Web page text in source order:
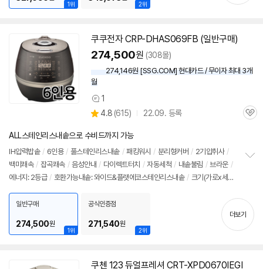
1위 2위
쿠쿠전자 CRP-DHAS069FB (일반구매)
274,500원 (308몰)
274,146원 [SSG.COM] 현대카드 / 무이자 최대 3개
월
상
품
견
1
별
점
4.8 (상
리
뷰
615) 22.09. 등록
관
ALL스테인리스내솥으로 수비드까지 가능
IH압력밥솥 / 6인용 / 풀스테인리스내솥 / 패킹워시 / 분리형커버 / 2기압취사 /
백미쾌속 / 잡곡쾌속 / 음성안내 / 다이렉트터치 / 자동세척 / 내솥불림 / 브라운 /
에너지: 2등급 / 호환가능내솥: 와이드&플랫에코스테인리스내솥 / 크기(가로x세로
기
1위
일반구매
274,500원
2위
공식인증점
271,540원
더보기
쿠첸 123 듀얼프레셔 CRT-XPD0670IEGI